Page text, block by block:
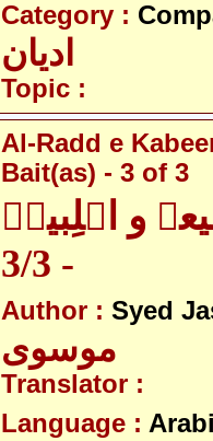
Category :
ادیان
Topic :
Al-Radd e
Bait(as) - 3 of 3
و اہلِبیتؑ
- 3/3
Author : Syed
موسوی
Translator :
Language :